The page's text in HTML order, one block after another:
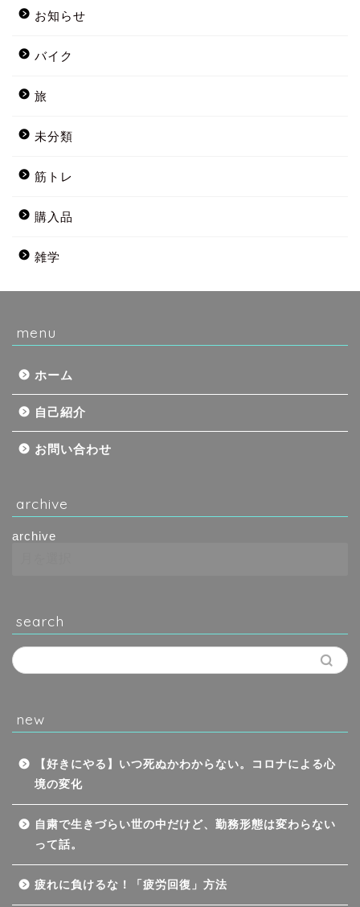
お知らせ
バイク
旅
未分類
筋トレ
購入品
雑学
menu
ホーム
自己紹介
お問い合わせ
archive
archive
search
new
【好きにやる】いつ死ぬかわからない。コロナによる心
境の変化
自粛で生きづらい世の中だけど、勤務形態は変わらない
って話。
疲れに負けるな！「疲労回復」方法お問い合わせ